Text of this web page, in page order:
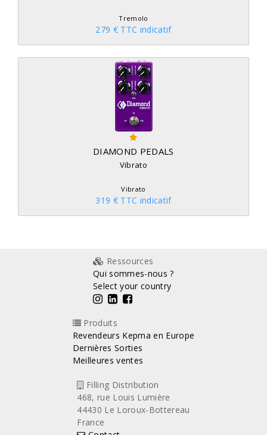
Tremolo
279 € TTC indicatif
DIAMOND PEDALS
Vibrato
Vibrato
319 € TTC indicatif
Ressources
Qui sommes-nous ?
Select your country
Produits
Revendeurs Kepma en Europe
Dernières Sorties
Meilleures ventes
Filling Distribution
468, rue Louis Lumière
44430 Le Loroux-Bottereau
France